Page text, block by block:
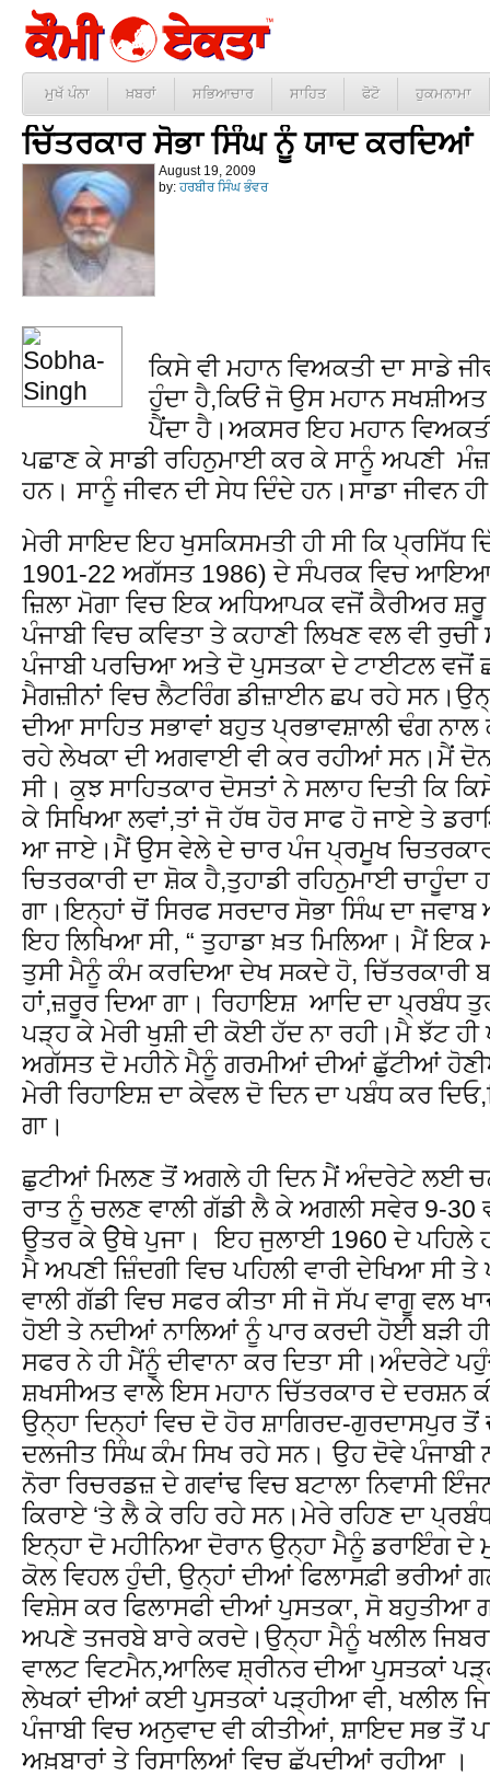
ਮੁਖੱ ਪੰਨਾ ਖ਼ਬਰਾਂ ਸਭਿਆਚਾਰ ਸਾਹਿਤ ਫੋਟੋ ਹੁਕਮਨਾਮਾ
ਚਿੱਤਰਕਾਰ ਸੋਭਾ ਸਿੰਘ ਨੂੰ ਯਾਦ ਕਰਦਿਆਂ
August 19, 2009
by: ਹਰਬੀਰ ਸਿੰਘ ਭੰਵਰ
ਕਿਸੇ ਵੀ ਮਹਾਨ ਵਿਅਕਤੀ ਦਾ ਸਾਡੇ
ਹੁੰਦਾ ਹੈ,ਕਿਓਂ ਜੋ ਉਸ ਮਹਾਨ
ਪੈਂਦਾ ਹੈ।ਅਕਸਰ ਇਹ ਮਹਾਨ
ਪਛਾਣ ਕੇ ਸਾਡੀ ਰਹਿਨੁਮਾਈ ਕਰ ਕੇ ਸਾਨੂੰ ਅਪਣੀ
ਹਨ। ਸਾਨੂੰ ਜੀਵਨ ਦੀ ਸੇਧ ਦਿੰਦੇ ਹਨ।ਸਾਡਾ ਜੀਵਨ
ਮੇਰੀ ਸਾਇਦ ਇਹ ਖੁਸਕਿਸਮਤੀ ਹੀ ਸੀ ਕਿ ਪ੍ਰਸਿੱਧ
1901-22 ਅਗੱਸਤ 1986) ਦੇ ਸੰਪਰਕ ਵਿਚ
ਜ਼ਿਲਾ ਮੋਗਾ ਵਿਚ ਇਕ ਅਧਿਆਪਕ ਵਜੋਂ ਕੈਰੀਅਰ ਸ਼ਰੂ
ਪੰਜਾਬੀ ਵਿਚ ਕਵਿਤਾ ਤੇ ਕਹਾਣੀ ਲਿਖਣ ਵਲ ਵੀ
ਪੰਜਾਬੀ ਪਰਚਿਆ ਅਤੇ ਦੋ ਪੁਸਤਕਾ ਦੇ ਟਾਈਟਲ ਵਜੋਂ
ਮੈਗਜ਼ੀਨਾਂ ਵਿਚ ਲੈਟਰਿੰਗ ਡੀਜ਼ਾਈਨ ਛਪ ਰਹੇ
ਦੀਆ ਸਾਹਿਤ ਸਭਾਵਾਂ ਬਹੁਤ ਪ੍ਰਭਾਵਸ਼ਾਲੀ ਢੰਗ
ਰਹੇ ਲੇਖਕਾ ਦੀ ਅਗਵਾਈ ਵੀ ਕਰ ਰਹੀਆਂ ਸਨ।ਮੈਂ
ਸੀ। ਕੁਝ ਸਾਹਿਤਕਾਰ ਦੋਸਤਾਂ ਨੇ ਸਲਾਹ ਦਿਤੀ ਕਿ
ਕੇ ਸਿਖਿਆ ਲਵਾਂ,ਤਾਂ ਜੋ ਹੱਥ ਹੋਰ ਸਾਫ ਹੋ ਜਾਏ ਤੇ
ਆ ਜਾਏ।ਮੈਂ ਉਸ ਵੇਲੇ ਦੇ ਚਾਰ ਪੰਜ ਪ੍ਰਮੂਖ
ਚਿਤਰਕਾਰੀ ਦਾ ਸ਼ੋਕ ਹੈ,ਤੁਹਾਡੀ ਰਹਿਨੁਮਾਈ
ਗਾ।ਇਨ੍ਹਾਂ ਚੋਂ ਸਿਰਫ ਸਰਦਾਰ ਸੋਭਾ ਸਿੰਘ ਦਾ
ਇਹ ਲਿਖਿਆ ਸੀ, “ ਤੁਹਾਡਾ ਖ਼ਤ ਮਿਲਿਆ। ਮੈਂ ਇਕ
ਤੁਸੀ ਮੈਨੂੰ ਕੰਮ ਕਰਦਿਆ ਦੇਖ ਸਕਦੇ ਹੋ, ਚਿੱਤਰਕਾਰੀ
ਹਾਂ,ਜ਼ਰੂਰ ਦਿਆ ਗਾ। ਰਿਹਾਇਸ਼ ਆਦਿ ਦਾ ਪ੍ਰਬੰਧ
ਪੜ੍ਹ ਕੇ ਮੇਰੀ ਖੁਸ਼ੀ ਦੀ ਕੋਈ ਹੱਦ ਨਾ ਰਹੀ।ਮੈ ਝੱਟ
ਅਗੱਸਤ ਦੋ ਮਹੀਨੇ ਮੈਨੂੰ ਗਰਮੀਆਂ ਦੀਆਂ ਛੁੱਟੀਆਂ
ਮੇਰੀ ਰਿਹਾਇਸ਼ ਦਾ ਕੇਵਲ ਦੋ ਦਿਨ ਦਾ ਪਬੰਧ ਕਰ
ਗਾ।
ਛੁਟੀਆਂ ਮਿਲਣ ਤੋਂ ਅਗਲੇ ਹੀ ਦਿਨ ਮੈਂ ਅੰਦਰੇਟੇ ਲਈ
ਰਾਤ ਨੂੰ ਚਲਣ ਵਾਲੀ ਗੱਡੀ ਲੈ ਕੇ ਅਗਲੀ ਸਵੇਰ 9-30
ਉਤਰ ਕੇ ਉੇਥੇ ਪੁਜਾ। ਇਹ ਜੁਲਾਈ 1960 ਦੇ ਪਹਿਲੇ
ਮੈ ਅਪਣੀ ਜ਼ਿੰਦਗੀ ਵਿਚ ਪਹਿਲੀ ਵਾਰੀ ਦੇਖਿਆ ਸੀ ਤੇ
ਵਾਲੀ ਗੱਡੀ ਵਿਚ ਸਫਰ ਕੀਤਾ ਸੀ ਜੋ ਸੱਪ ਵਾਗੂ ਵਲ
ਹੋਈ ਤੇ ਨਦੀਆਂ ਨਾਲਿਆਂ ਨੂੰ ਪਾਰ ਕਰਦੀ ਹੋਈ ਬੜੀ
ਸਫਰ ਨੇ ਹੀ ਮੈਂਨੂੰ ਦੀਵਾਨਾ ਕਰ ਦਿਤਾ ਸੀ।ਅੰਦਰੇਟੇ
ਸ਼ਖਸੀਅਤ ਵਾਲੇ ਇਸ ਮਹਾਨ ਚਿੱਤਰਕਾਰ ਦੇ ਦਰਸ਼ਨ
ਉਨ੍ਹਾ ਦਿਨ੍ਹਾਂ ਵਿਚ ਦੋ ਹੋਰ ਸ਼ਾਗਿਰਦ-ਗੁਰਦਾਸਪੁਰ
ਦਲਜੀਤ ਸਿੰਘ ਕੰਮ ਸਿਖ ਰਹੇ ਸਨ। ਉਹ ਦੋਵੇ ਪੰਜਾਬੀ
ਨੋਰਾ ਰਿਚਰਡਜ਼ ਦੇ ਗਵਾਂਢ ਵਿਚ ਬਟਾਲਾ ਨਿਵਾਸੀ
ਕਿਰਾਏ ‘ਤੇ ਲੈ ਕੇ ਰਹਿ ਰਹੇ ਸਨ।ਮੇਰੇ ਰਹਿਣ ਦਾ
ਇਨ੍ਹਾ ਦੋ ਮਹੀਨਿਆ ਦੋਰਾਨ ਉਨ੍ਹਾ ਮੈਨੂੰ ਡਰਾਇੰਗ ਦੇ
ਕੋਲ ਵਿਹਲ ਹੁੰਦੀ, ਉਨ੍ਹਾਂ ਦੀਆਂ ਫਿਲਾਸਫ਼ੀ ਭਰੀਆਂ
ਵਿਸ਼ੇਸ ਕਰ ਫਿਲਾਸਫੀ ਦੀਆਂ ਪੁਸਤਕਾ, ਸੋ ਬਹੁਤੀਆ
ਅਪਣੇ ਤਜਰਬੇ ਬਾਰੇ ਕਰਦੇ।ਉਨ੍ਹਾ ਮੈਨੂੰ ਖਲੀਲ
ਵਾਲਟ ਵਿਟਮੈਨ,ਆਲਿਵ ਸ਼੍ਰੀਨਰ ਦੀਆ ਪੁਸਤਕਾਂ
ਲੇਖਕਾਂ ਦੀਆਂ ਕਈ ਪੁਸਤਕਾਂ ਪੜ੍ਹੀਆ ਵੀ, ਖਲੀਲ
ਪੰਜਾਬੀ ਵਿਚ ਅਨੁਵਾਦ ਵੀ ਕੀਤੀਆਂ, ਸ਼ਾਇਦ ਸਭ ਤੋਂ
ਅਖ਼ਬਾਰਾਂ ਤੇ ਰਿਸਾਲਿਆਂ ਵਿਚ ਛੱਪਦੀਆਂ ਰਹੀਆ ।